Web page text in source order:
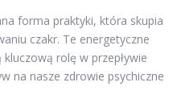
forma praktyki, która skupia
czakr. Te energetyczne
rolę w przepływie
na nasze zdrowie psychiczne